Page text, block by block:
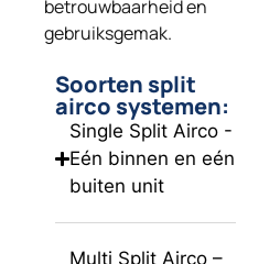
betrouwbaarheid en
gebruiksgemak.
Soorten split
airco systemen:
Single Split Airco -
Eén binnen en eén
buiten unit
Multi Split Airco –